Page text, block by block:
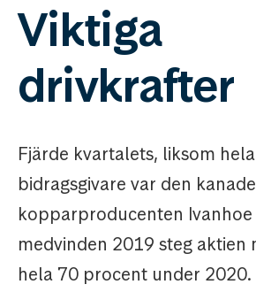
Viktiga
drivkrafter
Fjärde kvartalets, liksom
bidragsgivare var den
kopparproducenten Ivanhoe
medvinden 2019 steg aktien
hela 70 procent under